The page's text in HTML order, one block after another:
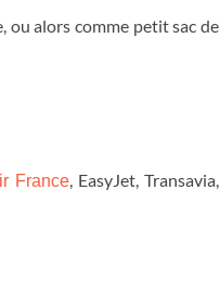
ou alors comme petit sac de
France, EasyJet, Transavia,